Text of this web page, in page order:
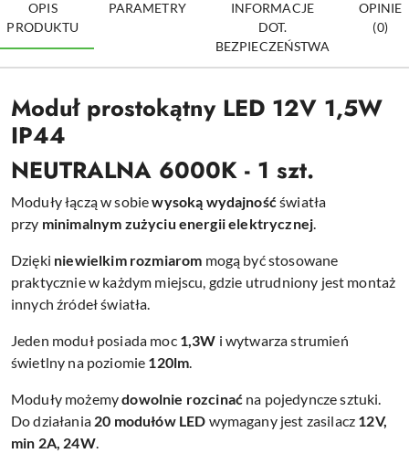
OPIS
PRODUKTU
PARAMETRY
INFORMACJE
DOT.
BEZPIECZEŃSTWA
OPINIE
(0)
Moduł prostokątny LED 12V 1,5W
IP44
NEUTRALNA 6000K - 1 szt.
Moduły łączą w sobiewysoką wydajnośćświatła
przy minimalnym zużyciu energii elektrycznej.
Dzięki niewielkim rozmiarom mogą być stosowane
praktycznie w każdym miejscu, gdzie utrudniony jest montaż
innych źródeł światła.
Jeden moduł posiada moc 1,3W i wytwarza strumień
świetlny na poziomie 120lm.
Moduły możemydowolnie rozcinać na pojedyncze sztuki.
Do działania 20 modułów LED wymagany jest zasilacz 12V,
min 2A, 24W.